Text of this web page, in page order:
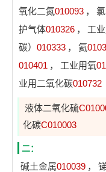
氧化二氮010093 ，
护气体010326 ， 工
碳） 010333 ， 氦
010401 ， 工业用氧
业用二氧化碳010732
液体二氧化硫
化碳C010003
二：
碱土金属010039 ，